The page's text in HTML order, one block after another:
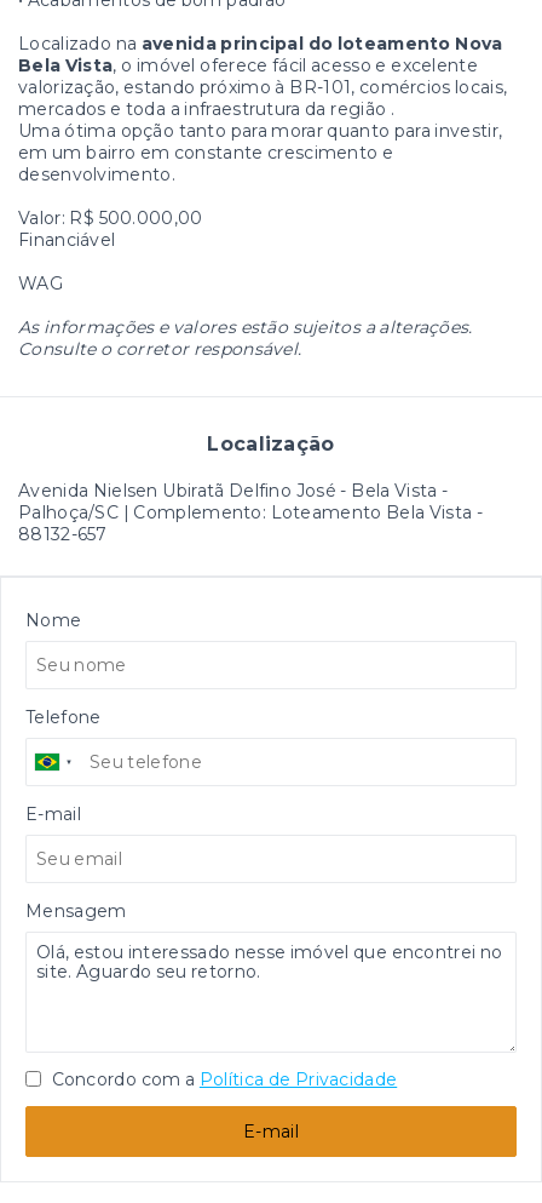
Localizado na avenida principal do loteamento Nova
Bela Vista, o imóvel oferece fácil acesso e excelente
valorização, estando próximo à BR-101, comércios locais,
mercados e toda a infraestrutura da região .
Uma ótima opção tanto para morar quanto para investir,
em um bairro em constante crescimento e
desenvolvimento.
Valor: R$ 500.000,00
Financiável
WAG
As informações e valores estão sujeitos a alterações.
Consulte o corretor responsável.
Localização
Avenida Nielsen Ubiratã Delfino José - Bela Vista -
Palhoça/SC | Complemento: Loteamento Bela Vista -
88132-657
Nome
Telefone
E-mail
Mensagem
Concordo com a Política de Privacidade
E-mail